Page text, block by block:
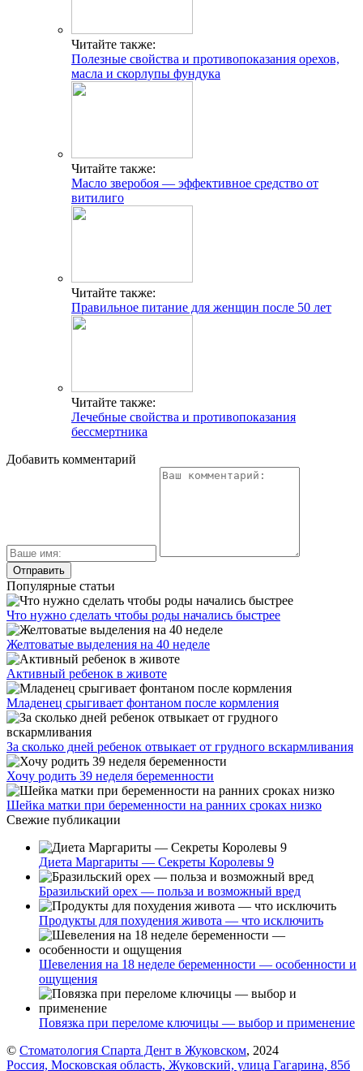
Читайте также:
Полезные свойства и противопоказания орехов,
масла и скорлупы фундука
Читайте также:
Масло зверобоя — эффективное средство от
витилиго
Читайте также:
Правильное питание для женщин после 50 лет
Читайте также:
Лечебные свойства и противопоказания
бессмертника
Добавить комментарий
Популярные статьи
Что нужно сделать чтобы роды начались быстрее
Желтоватые выделения на 40 неделе
Активный ребенок в животе
Младенец срыгивает фонтаном после кормления
За сколько дней ребенок отвыкает от грудного вскармливания
Хочу родить 39 неделя беременности
Шейка матки при беременности на ранних сроках низко
Свежие публикации
Диета Маргариты — Секреты Королевы 9
Бразильский орех — польза и возможный вред
Продукты для похудения живота — что исключить
Шевеления на 18 неделе беременности — особенности и
ощущения
Повязка при переломе ключицы — выбор и применение
© Стоматология Спарта Дент в Жуковском, 2024
Россия, Московская область, Жуковский, улица Гагарина, 85б